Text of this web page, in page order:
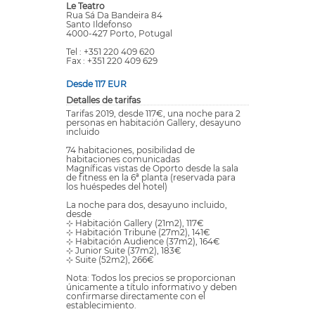
Le Teatro
Rua Sá Da Bandeira 84
Santo Ildefonso
4000-427 Porto, Potugal
Tel : +351 220 409 620
Fax : +351 220 409 629
Desde 117 EUR
Detalles de tarifas
Tarifas 2019, desde 117€, una noche para 2
personas en habitación Gallery, desayuno
incluido
74 habitaciones, posibilidad de
habitaciones comunicadas
Magníficas vistas de Oporto desde la sala
de fitness en la 6ª planta (reservada para
los huéspedes del hotel)
La noche para dos, desayuno incluido,
desde
⊹ Habitación Gallery (21m2), 117€
⊹ Habitación Tribune (27m2), 141€
⊹ Habitación Audience (37m2), 164€
⊹ Junior Suite (37m2), 183€
⊹ Suite (52m2), 266€
Nota: Todos los precios se proporcionan
únicamente a título informativo y deben
confirmarse directamente con el
establecimiento.